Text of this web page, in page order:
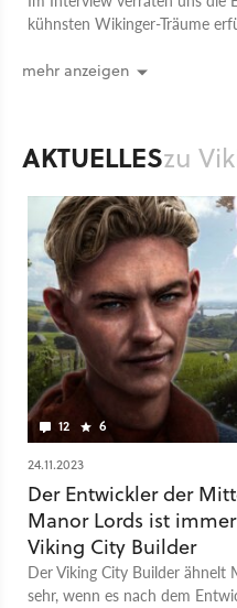
kühnsten Wikinger-Träume
mehr anzeigen
AKTUELLESzu
12 6
24.11.2023
Der Entwickler der
Manor Lords ist
Viking City Builder
Der Viking City Builder ähnelt
sehr, wenn es nach dem